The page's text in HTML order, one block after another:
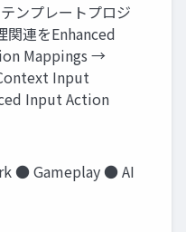
ンプレートプロジ
関連をEnhanced
Mappings →
Input
Input Action
● Gameplay ● AI